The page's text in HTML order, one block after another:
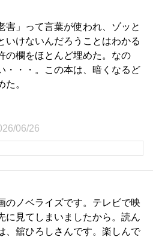
害」って言葉が使われ、ゾッと
いけないんだろうことはわかる
の欄をほとんど埋めた。なの
・・・。この本は、暗くなるど
た。
06/26
のノベライズです。テレビで映
に見てしまいましたから。読ん
、舘ひろしさんです。楽しんで